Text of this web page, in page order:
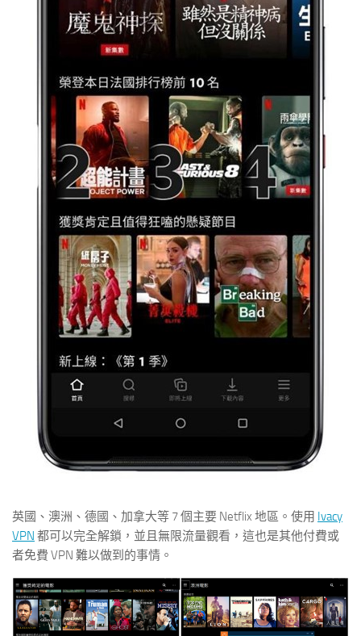
英國、澳洲、德國、加拿大等 7 個主要 Netflix 地區。使用 Ivacy
VPN 都可以完全解鎖，並且無限流量觀看，這也是其他付費或
者免費 VPN 難以做到的事情。